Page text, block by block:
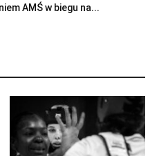
AMŚ w biegu na...